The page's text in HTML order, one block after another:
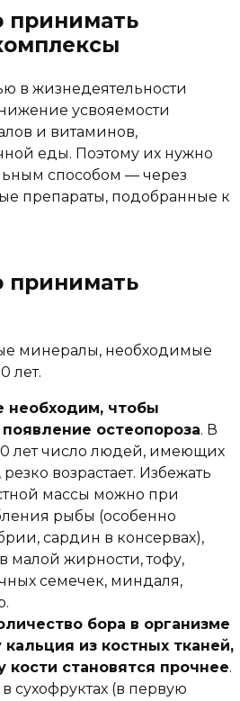
принимать
в жизнедеятельности
усвояемости
и витаминов,
еды. Поэтому их нужно
способом — через
препараты, подобранные к
принимать
минералы, необходимые
лет.
необходим, чтобы
остеопороза. В
лет число людей, имеющих
возрастает. Избежать
массы можно при
рыбы (особенно
сардин в консервах),
малой жирности, тофу,
семечек, миндаля,
бора в организме
из костных тканей,
кости становятся прочнее.
сухофруктах (в первую